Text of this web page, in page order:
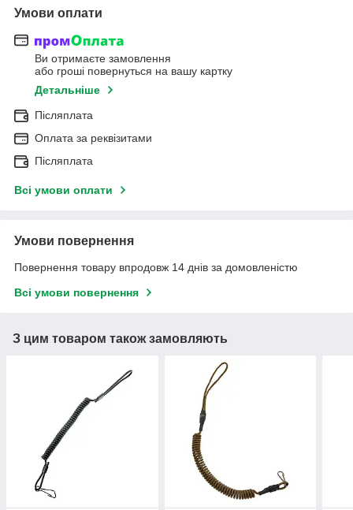
Умови оплати
Ви отримаєте замовлення
або гроші повернуться на вашу картку
Детальніше
Післяплата
Оплата за реквізитами
Післяплата
Всі умови оплати
Умови повернення
Повернення товару впродовж 14 днів за домовленістю
Всі умови повернення
З цим товаром також замовляють